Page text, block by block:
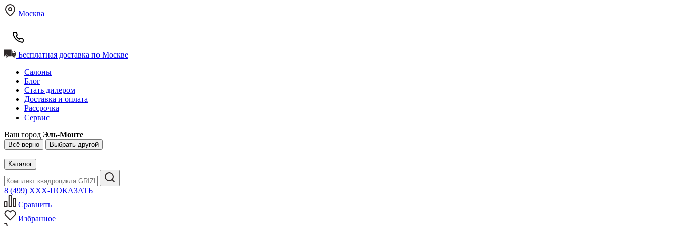
Москва
Бесплатная доставка по Москве
Салоны
Блог
Стать дилером
Доставка и оплата
Рассрочка
Сервис
Ваш город Эль-Монте
Всё верно Выбрать другой
Каталог
8 (499) XXX-ПОКАЗАТЬ
Сравнить
Избранное